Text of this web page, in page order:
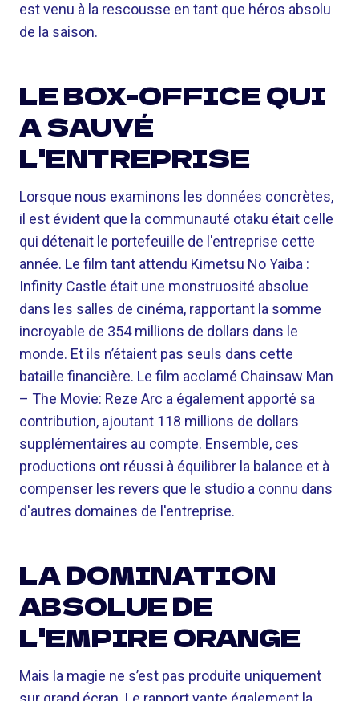
est venu à la rescousse en tant que héros absolu
de la saison.
LE BOX-OFFICE QUI
A SAUVÉ
L'ENTREPRISE
Lorsque nous examinons les données concrètes,
il est évident que la communauté otaku était celle
qui détenait le portefeuille de l'entreprise cette
année. Le film tant attendu Kimetsu No Yaiba :
Infinity Castle était une monstruosité absolue
dans les salles de cinéma, rapportant la somme
incroyable de 354 millions de dollars dans le
monde. Et ils n’étaient pas seuls dans cette
bataille financière. Le film acclamé Chainsaw Man
– The Movie: Reze Arc a également apporté sa
contribution, ajoutant 118 millions de dollars
supplémentaires au compte. Ensemble, ces
productions ont réussi à équilibrer la balance et à
compenser les revers que le studio a connu dans
d'autres domaines de l'entreprise.
LA DOMINATION
ABSOLUE DE
L'EMPIRE ORANGE
Mais la magie ne s’est pas produite uniquement